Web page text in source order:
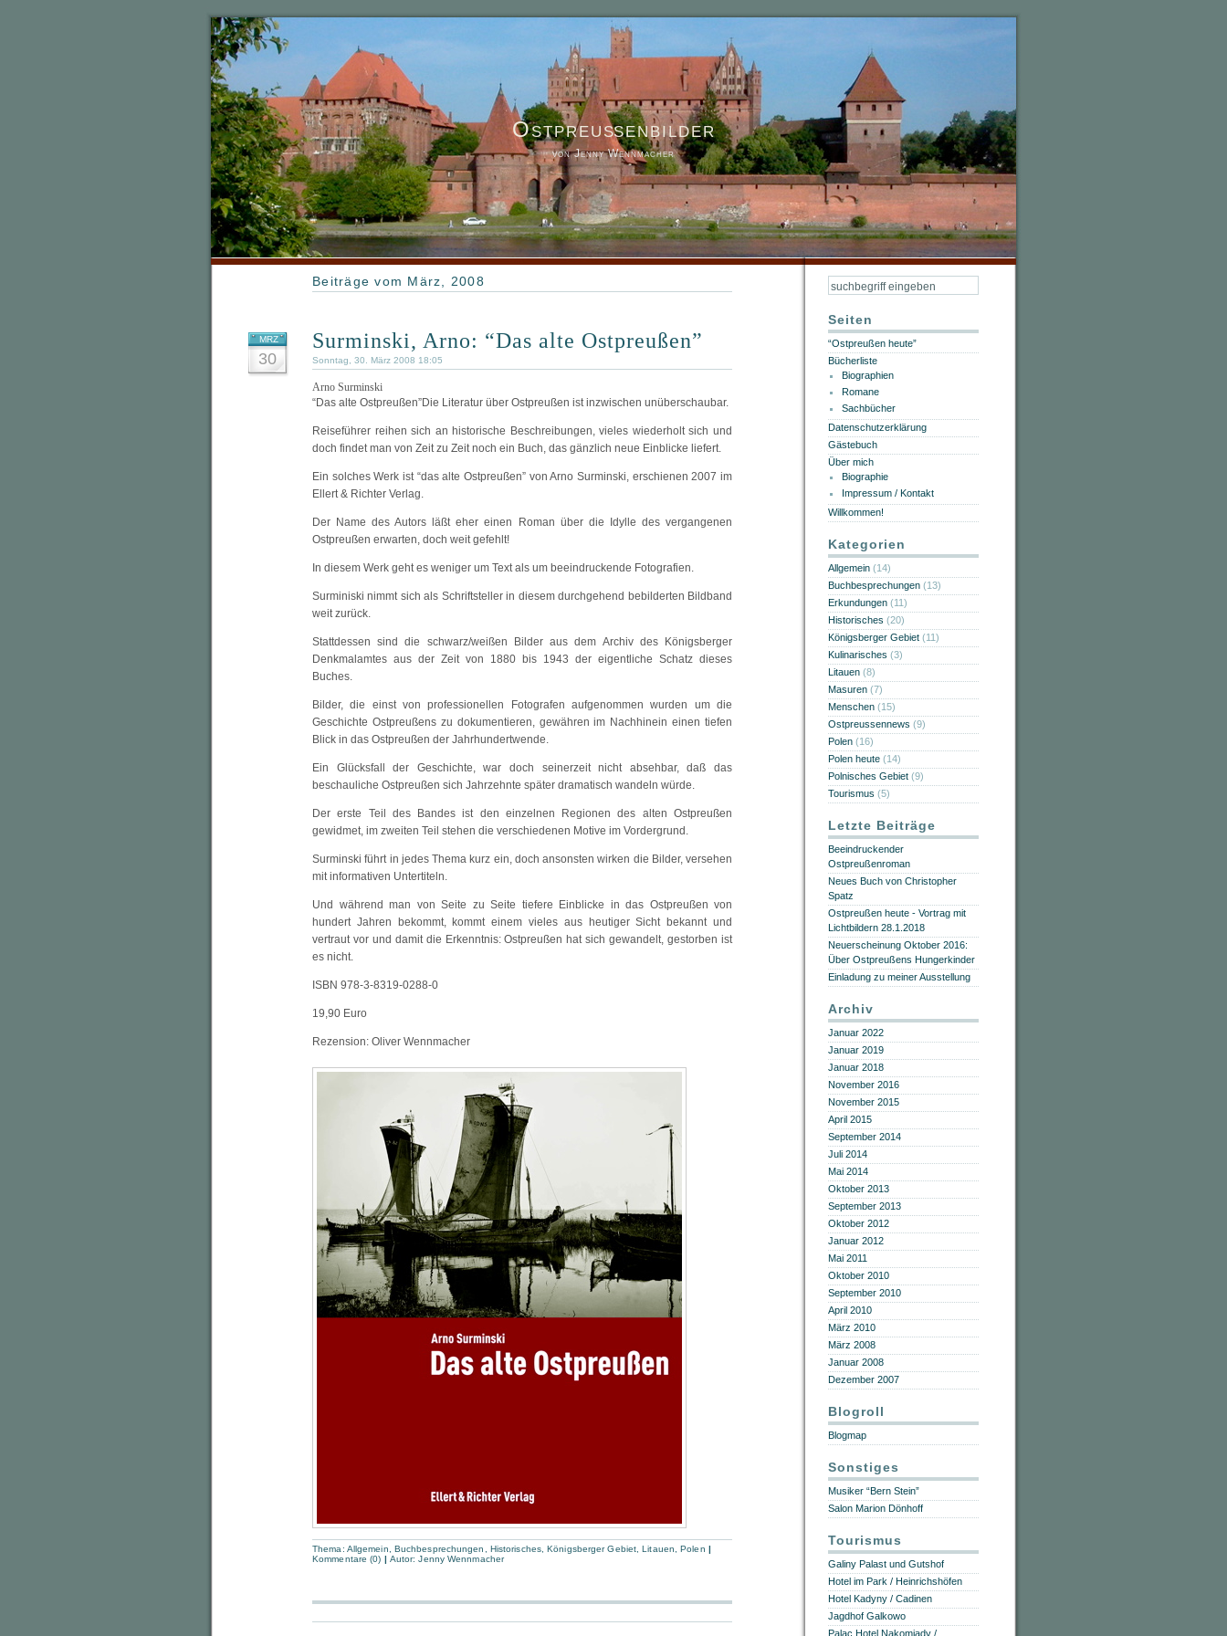
Ostpreußenbilder
von Jenny Wennmacher
Beiträge vom März, 2008
MRZ
30
Surminski, Arno: “Das alte Ostpreußen”
Sonntag, 30. März 2008 18:05
Arno Surminski
“Das alte Ostpreußen”Die Literatur über Ostpreußen ist inzwischen unüberschaubar.
Reiseführer reihen sich an historische Beschreibungen, vieles wiederholt sich und
doch findet man von Zeit zu Zeit noch ein Buch, das gänzlich neue Einblicke liefert.
Ein solches Werk ist “das alte Ostpreußen” von Arno Surminski, erschienen 2007 im
Ellert & Richter Verlag.
Der Name des Autors läßt eher einen Roman über die Idylle des vergangenen
Ostpreußen erwarten, doch weit gefehlt!
In diesem Werk geht es weniger um Text als um beeindruckende Fotografien.
Surminiski nimmt sich als Schriftsteller in diesem durchgehend bebilderten Bildband
weit zurück.
Stattdessen sind die schwarz/weißen Bilder aus dem Archiv des Königsberger
Denkmalamtes aus der Zeit von 1880 bis 1943 der eigentliche Schatz dieses
Buches.
Bilder, die einst von professionellen Fotografen aufgenommen wurden um die
Geschichte Ostpreußens zu dokumentieren, gewähren im Nachhinein einen tiefen
Blick in das Ostpreußen der Jahrhundertwende.
Ein Glücksfall der Geschichte, war doch seinerzeit nicht absehbar, daß das
beschauliche Ostpreußen sich Jahrzehnte später dramatisch wandeln würde.
Der erste Teil des Bandes ist den einzelnen Regionen des alten Ostpreußen
gewidmet, im zweiten Teil stehen die verschiedenen Motive im Vordergrund.
Surminski führt in jedes Thema kurz ein, doch ansonsten wirken die Bilder, versehen
mit informativen Untertiteln.
Und während man von Seite zu Seite tiefere Einblicke in das Ostpreußen von
hundert Jahren bekommt, kommt einem vieles aus heutiger Sicht bekannt und
vertraut vor und damit die Erkenntnis: Ostpreußen hat sich gewandelt, gestorben ist
es nicht.
ISBN 978-3-8319-0288-0
19,90 Euro
Rezension: Oliver Wennmacher
Thema: Allgemein Buchbesprechungen Historisches,Königsberger Gebiet ,Litauen ,Polen |
Kommentare (0) | Autor:Jenny Wennmacher
Seiten
“Ostpreußen heute”
Bücherliste
Biographien
Romane
Sachbücher
Datenschutzerklärung
Gästebuch
Über mich
Biographie
Impressum / Kontakt
Willkommen!
Kategorien
Allgemein (14)
Buchbesprechungen (13)
Erkundungen (11)
Historisches (20)
Königsberger Gebiet (11)
Kulinarisches (3)
Litauen (8)
Masuren (7)
Menschen (15)
Ostpreussennews (9)
Polen (16)
Polen heute (14)
Polnisches Gebiet (9)
Tourismus (5)
Letzte Beiträge
Beeindruckender
Ostpreußenroman
Neues Buch von Christopher
Spatz
Ostpreußen heute - Vortrag mit
Lichtbildern 28.1.2018
Neuerscheinung Oktober 2016:
Über Ostpreußens Hungerkinder
Einladung zu meiner Ausstellung
Archiv
Januar 2022
Januar 2019
Januar 2018
November 2016
November 2015
April 2015
September 2014
Juli 2014
Mai 2014
Oktober 2013
September 2013
Oktober 2012
Januar 2012
Mai 2011
Oktober 2010
September 2010
April 2010
März 2010
März 2008
Januar 2008
Dezember 2007
Blogroll
Blogmap
Sonstiges
Musiker “Bern Stein”
Salon Marion Dönhoff
Tourismus
Galiny Palast und Gutshof
Hotel im Park / Heinrichshöfen
Hotel Kadyny / Cadinen
Jagdhof Galkowo
Palac Hotel Nakomiady /